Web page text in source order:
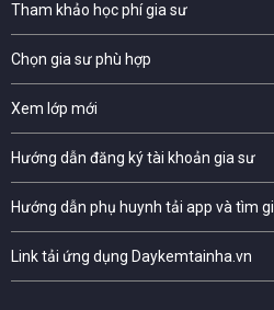
Tham khảo học phí gia sư
Chọn gia sư phù hợp
Xem lớp mới
Hướng dẫn đăng ký tài khoản gia sư
Hướng dẫn phụ huynh tải app và tìm
Link tải ứng dụng Daykemtainha.vn